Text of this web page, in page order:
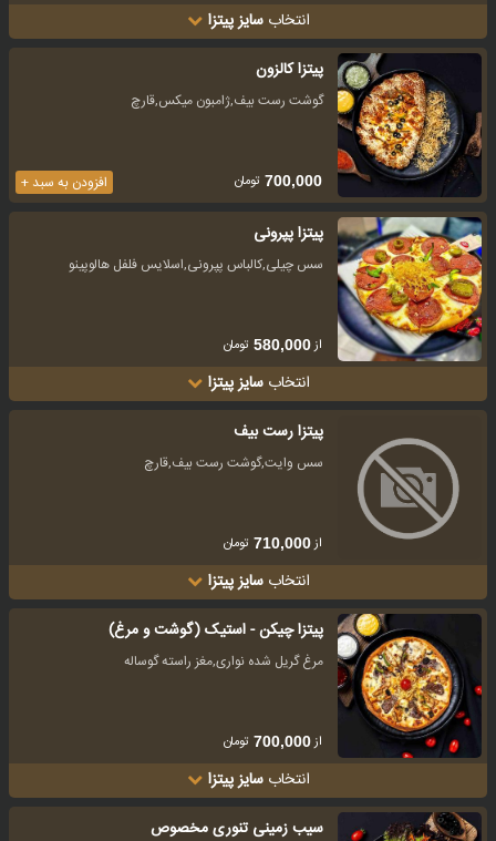
انتخابسایز پیتزا
پیتزا کالزون
گوشت رست بیف,ژامبون میکس,قارچ
افزودن به سبد + 700,000 تومان
پیتزا پپرونی
سس چیلی,کالباس پپرونی,اسلایس فلفل هالوپینو
از580,000 تومان
انتخابسایز پیتزا
پیتزا رست بیف
سس وایت,گوشت رست بیف,قارچ
از710,000 تومان
انتخابسایز پیتزا
پیتزا چیکن - استیک (گوشت و مرغ)
مرغ گریل شده نواری,مغز راسته گوساله
از700,000 تومان
انتخابسایز پیتزا
سیب زمینی تنوری مخصوص